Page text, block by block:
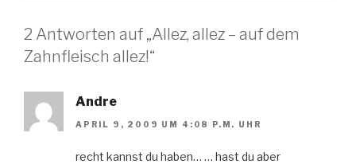
2 Antworten auf „Allez, allez – auf dem
Zahnfleisch allez!“
Andre
APRIL 9, 2009 UM 4:08 P.M. UHR
recht kannst du haben… … hast du aber